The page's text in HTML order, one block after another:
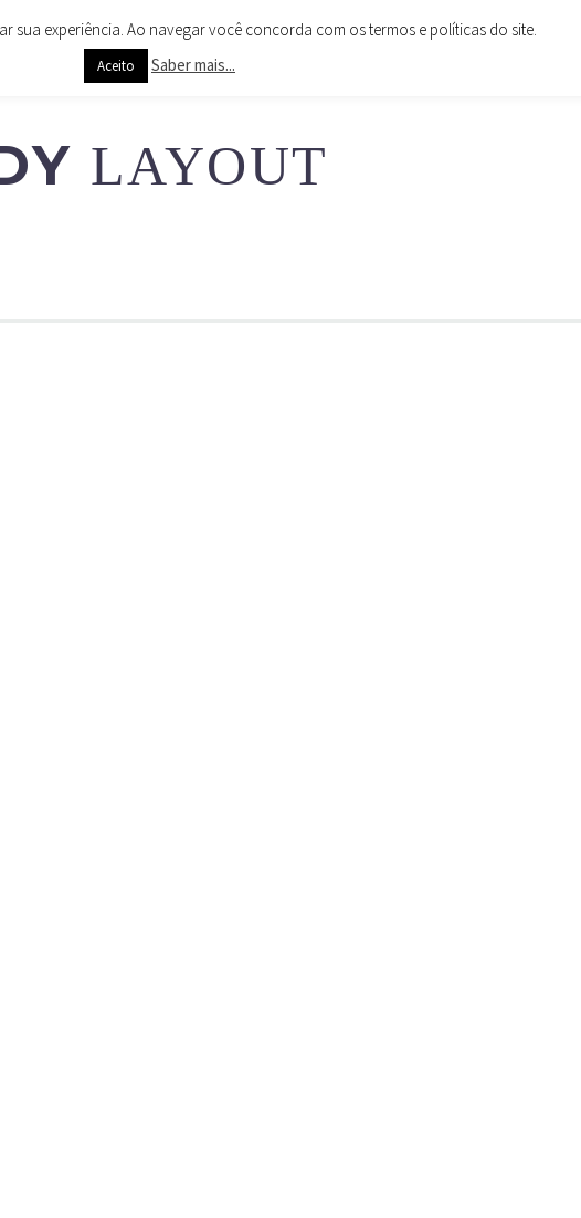
CLIENTES NOTÍCIAS
LAYOUT
sua experiência. Ao navegar você concorda com os termos e políticas do site.
Aceito Saber mais...